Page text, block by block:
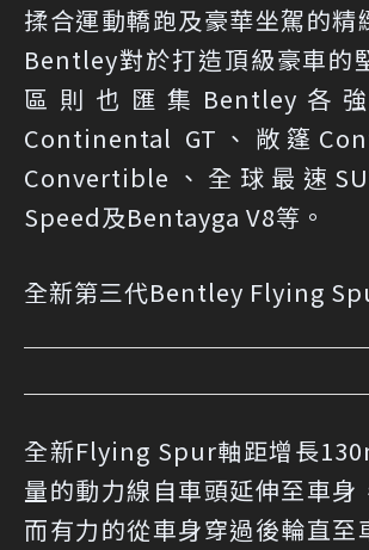
揉合運動轎跑及豪華坐駕的精
Bentley對於打造頂級豪車的
區則也匯集Bentley各
Continental GT、敞篷
Convertible、全球最速
Speed及Bentayga V8等。
全新第三代Bentley Flying
全新Flying Spur軸距增長
量的動力線自車頭延伸至車身
而有力的從車身穿過後輪直至